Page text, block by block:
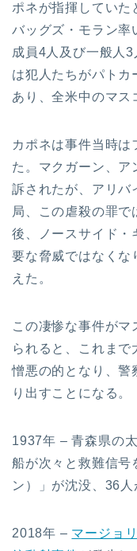
ポネが指揮していた
バッグズ・モラン率
成員4人及び一般人
は犯人たちがパトカ
あり、全米中のマス
カポネは事件当時
た。マクガーン、ア
訴されたが、アリバ
局、この虐殺の罪
後、ノースサイド・
要な脅威ではなくな
えた。
この凄惨な事件が
られると、これま
憎悪の的となり、警
り出すことになる。
1937年 – 青森県の
船が次々と救難信号
ン）」が沈没、36人
2018年 – マージョ